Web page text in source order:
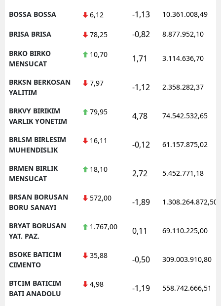
BOSSA BOSSA 6,12 -1,13 10.361.008,49
BRISA BRISA 78,25 -0,82 8.877.952,10
BRKO BIRKO
MENSUCAT
10,70 1,71 3.114.636,70
BRKSN BERKOSAN
YALITIM
7,97 -1,12 2.358.282,37
BRKVY BIRIKIM
VARLIK YONETIM
79,95 4,78 74.542.532,65
BRLSM BIRLESIM
MUHENDISLIK
16,11 -0,12 61.157.875,02
BRMEN BIRLIK
MENSUCAT
18,10 2,72 5.452.771,18
BRSAN BORUSAN
BORU SANAYI
572,00 -1,89 1.308.264.872,50
BRYAT BORUSAN
YAT. PAZ.
1.767,00 0,11 69.110.225,00
BSOKE BATICIM
CIMENTO
35,88 -0,50 309.003.910,80
BTCIM BATICIM
BATI ANADOLU
4,98 -1,19 558.742.666,51